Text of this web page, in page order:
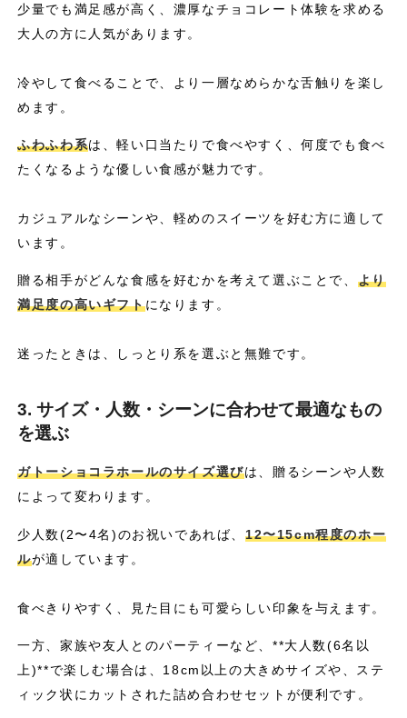
少量でも満足感が高く、濃厚なチョコレート体験を求める
大人の方に人気があります。
冷やして食べることで、より一層なめらかな舌触りを楽し
めます。
ふわふわ系は、軽い口当たりで食べやすく、何度でも食べ
たくなるような優しい食感が魅力です。
カジュアルなシーンや、軽めのスイーツを好む方に適して
います。
贈る相手がどんな食感を好むかを考えて選ぶことで、 より
満足度の高いギフトになります。
迷ったときは、しっとり系を選ぶと無難です。
3. サイズ・人数・シーンに合わせて最適なもの
を選ぶ
ガトーショコラホールのサイズ選びは、贈るシーンや人数
によって変わります。
少人数(2〜4名)のお祝いであれば、 12〜15cm程度のホー
ルが適しています。
食べきりやすく、見た目にも可愛らしい印象を与えます。
一方、家族や友人とのパーティーなど、**大人数(6名以
上)**で楽しむ場合は、18cm以上の大きめサイズや、ステ
ィック状にカットされた詰め合わせセットが便利です。